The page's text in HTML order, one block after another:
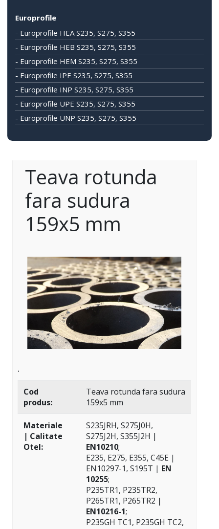
Europrofile
- Europrofile HEA S235, S275, S355
- Europrofile HEB S235, S275, S355
- Europrofile HEM S235, S275, S355
- Europrofile IPE S235, S275, S355
- Europrofile INP S235, S275, S355
- Europrofile UPE S235, S275, S355
- Europrofile UNP S235, S275, S355
Teava rotunda
fara sudura
159x5 mm
'
Cod
produs:
Teava rotunda fara sudura
159x5 mm
Materiale
| Calitate
Otel:
S235JRH, S275J0H,
S275J2H, S355J2H |
EN10210;
E235, E275, E355, C45E |
EN10297-1, S195T | EN
10255;
P235TR1, P235TR2,
P265TR1, P265TR2 |
EN10216-1;
P235GH TC1, P235GH TC2,